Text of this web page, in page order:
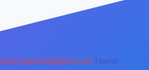
backlinkpaneli@gmail.com Teams: